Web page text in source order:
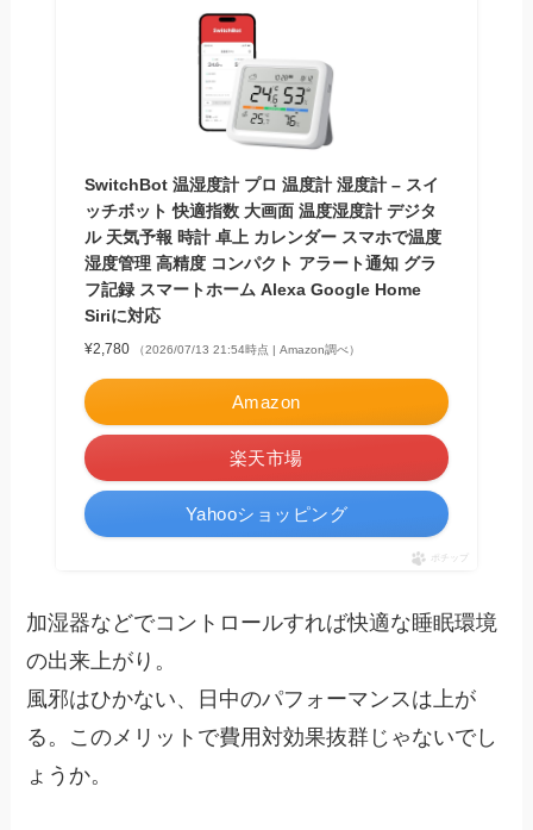
SwitchBot 温湿度計 プロ 温度計 湿度計 – スイ
ッチボット 快適指数 大画面 温度湿度計 デジタ
ル 天気予報 時計 卓上 カレンダー スマホで温度
湿度管理 高精度 コンパクト アラート通知 グラ
フ記録 スマートホーム Alexa Google Home
Siriに対応
¥2,780 （2026/07/13 21:54時点 | Amazon調べ）
Amazon
楽天市場
Yahooショッピング
ポチップ
加湿器などでコントロールすれば快適な睡眠環境
の出来上がり。
風邪はひかない、日中のパフォーマンスは上が
る。このメリットで費用対効果抜群じゃないでし
ょうか。